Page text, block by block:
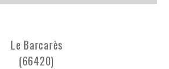
Le Barcarès
(66420)